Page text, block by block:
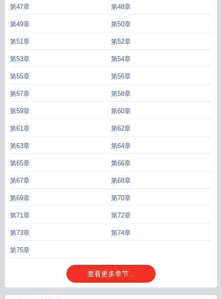
第47章 第48章
第49章 第50章
第51章 第52章
第53章 第54章
第55章 第56章
第57章 第58章
第59章 第60章
第61章 第62章
第63章 第64章
第65章 第66章
第67章 第68章
第69章 第70章
第71章 第72章
第73章 第74章
第75章
查看更多章节...